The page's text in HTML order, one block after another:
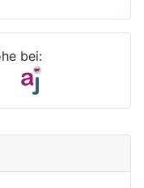
bei: